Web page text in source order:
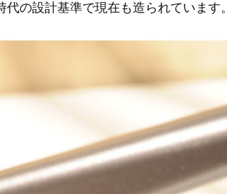
の設計基準で現在も造られています。